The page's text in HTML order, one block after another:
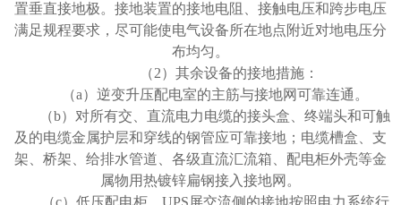
置垂直接地极。接地装置的接地电阻、接触电压和跨步电压
满足规程要求，尽可能使电气设备所在地点附近对地电压分
布均匀。
（2）其余设备的接地措施：
（a）逆变升压配电室的主筋与接地网可靠连通。
（b）对所有交、直流电力电缆的接头盒、终端头和可触
及的电缆金属护层和穿线的钢管应可靠接地；电缆槽盒、支
架、桥架、给排水管道、各级直流汇流箱、配电柜外壳等金
属物用热镀锌扁钢接入接地网。